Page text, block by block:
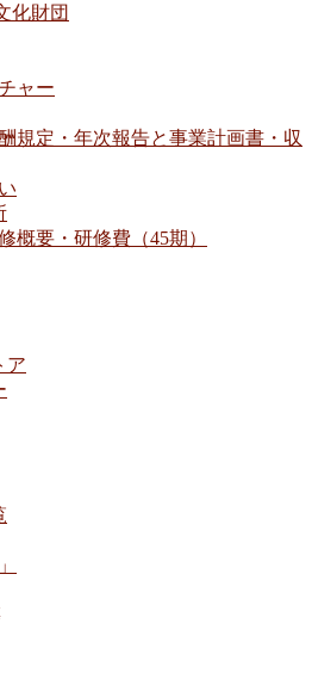
化財団
ャー
規定・年次報告と事業計画書・収
概要・研修費（45期）
ア